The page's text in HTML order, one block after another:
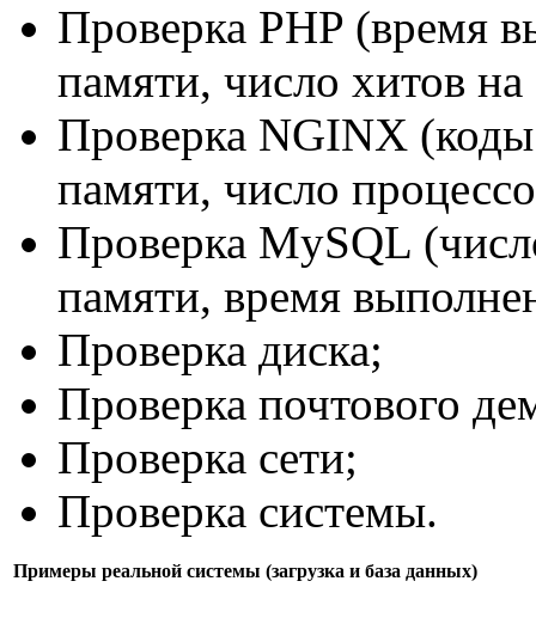
Проверка PHP (время
памяти, число хитов
Проверка NGINX (коды
памяти, число
Проверка MySQL
памяти, время
Проверка диска;
Проверка почтового
Проверка сети;
Проверка системы.
Примеры реальной системы (загрузка и база данных)